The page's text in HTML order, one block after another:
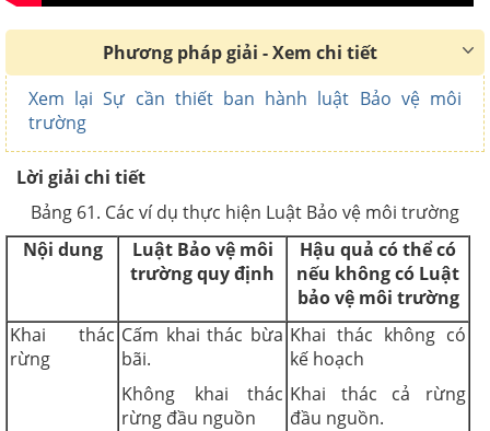
Phương pháp giải - Xem chi tiết
Xem lại Sự cần thiết ban hành luật Bảo vệ môi
trường
Lời giải chi tiết
Bảng 61. Các ví dụ thực hiện Luật Bảo vệ môi trường
Nội dung
Luật Bảo vệ môi
trường quy định
Hậu quả có thể có
nếu không có Luật
bảo vệ môi trường
Khai thác
rừng
Cấm khai thác bừa
bãi.
Không khai thác
rừng đầu nguồn
Khai thác không có
kế hoạch
Khai thác cả rừng
đầu nguồn.